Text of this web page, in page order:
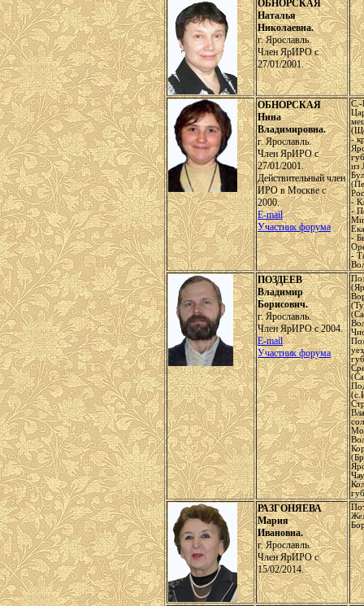
ОБНОРСКАЯ
Наталья
Николаевна.
г. Ярославль.
Член ЯрИРО с
27/01/2001.
ОБНОРСКАЯ
Нина
Владимировна.
г. Ярославль.
Член ЯрИРО с
27/01/2001.
Действительный член
ИРО в Москве с
2000.
E-mail
Участник форума
С.-
-
из
-
-
-
-
ПОЗДЕЕВ
Владимир
Борисович.
г. Ярославль.
Член ЯрИРО с 2004.
E-mail
Участник форума
РАЗГОНЯЕВА
Мария
Ивановна.
г. Ярославль.
Член ЯрИРО с
15/02/2014.